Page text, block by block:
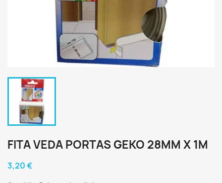
FITA VEDA PORTAS GEKO 28MM X 1M
3,20 €